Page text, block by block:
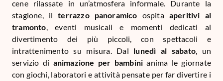
cene rilassate in un’atmosfera informale. Durante la
stagione, ilterrazzo panoramico ospita aperitivi al
tramonto, eventi musicali e momenti dedicati al
divertimento dei più piccoli, con spettacoli e
intrattenimento su misura. Dal lunedì al sabato, un
servizio di animazione per bambini anima le giornate
con giochi, laboratori e attività pensate per far divertire i